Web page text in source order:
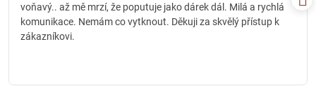
voňavý.. až mě mrzí, že poputuje jako dárek dál. Milá a rychlá
komunikace. Nemám co vytknout. Děkuji za skvělý přístup k
zákazníkovi.